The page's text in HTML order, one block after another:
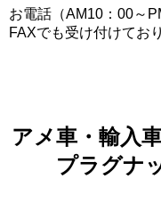
お電話（AM10：00～
FAXでも受け付けてお
アメ車・輸入
プラグナ